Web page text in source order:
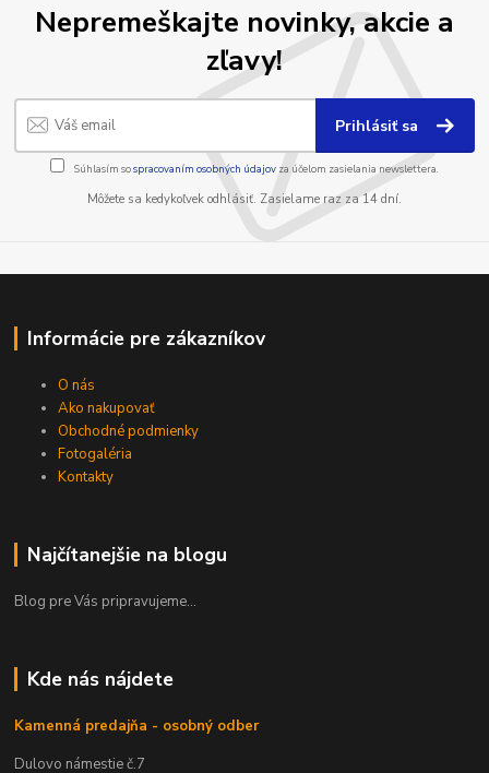
Nepremeškajte novinky, akcie a
zľavy!
Prihlásiť sa
Súhlasím sospracovaním osobných údajov za účelom zasielania newslettera.
Môžete sa kedykoľvek odhlásiť. Zasielame raz za 14 dní.
Informácie pre zákazníkov
O nás
Ako nakupovať
Obchodné podmienky
Fotogaléria
Kontakty
Najčítanejšie na blogu
Blog pre Vás pripravujeme...
Kde nás nájdete
Kamenná predajňa - osobný odber
Dulovo námestie č.7